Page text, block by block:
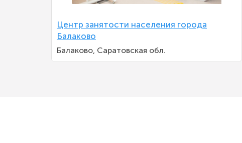
Центр занятости населения города
Балаково
Балаково, Саратовская обл.